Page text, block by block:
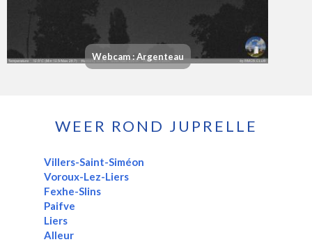
Webcam : Argenteau
WEER ROND JUPRELLE
Villers-Saint-Siméon
Voroux-Lez-Liers
Fexhe-Slins
Paifve
Liers
Alleur